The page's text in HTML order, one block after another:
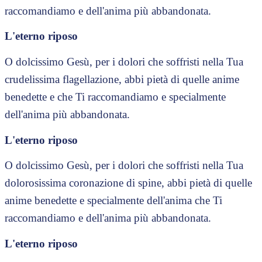
raccomandiamo e dell'anima più abbandonata.
L'eterno riposo
O dolcissimo Gesù, per i dolori che soffristi nella Tua
crudelissima flagellazione, abbi pietà di quelle anime
benedette e che Ti raccomandiamo e specialmente
dell'anima più abbandonata.
L'eterno riposo
O dolcissimo Gesù, per i dolori che soffristi nella Tua
dolorosissima coronazione di spine, abbi pietà di quelle
anime benedette e specialmente dell'anima che Ti
raccomandiamo e dell'anima più abbandonata.
L'eterno riposo